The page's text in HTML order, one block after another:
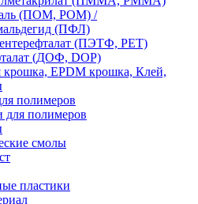
(ПОМ, POM) /
(ПФЛ)
(ПЭТФ, PET)
(ДОФ, DOP)
крошка, EPDM крошка, Клей,
полимеров
для полимеров
смолы
пластики